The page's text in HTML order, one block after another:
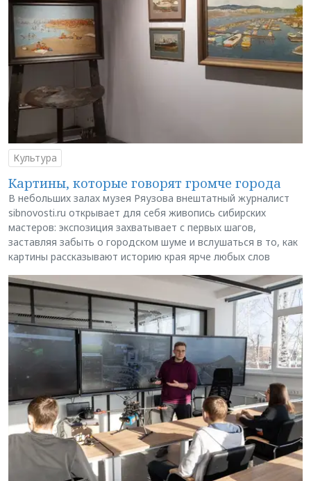
Культура
Картины, которые говорят громче города
В небольших залах музея Ряузова внештатный журналист
sibnovosti.ru открывает для себя живопись сибирских
мастеров: экспозиция захватывает с первых шагов,
заставляя забыть о городском шуме и вслушаться в то, как
картины рассказывают историю края ярче любых слов